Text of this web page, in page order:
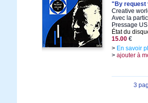
"By request
Creative
Avec la
Pressage
État du
15.00 €
> En savoir
> ajouter à
3